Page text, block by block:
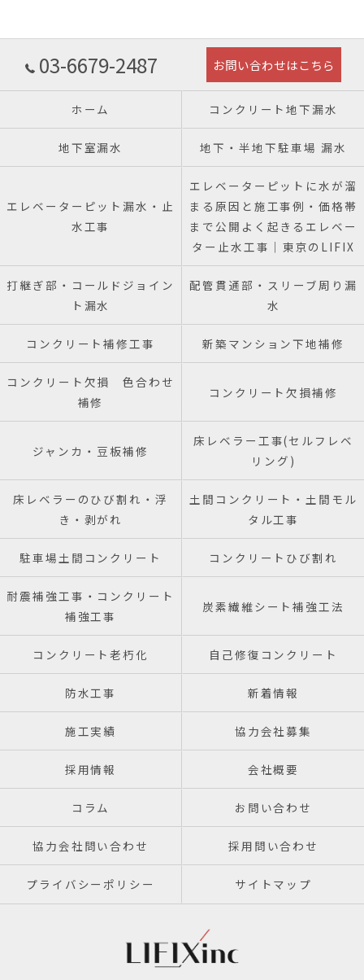
03-6679-2487 お問い合わせはこちら
ホーム コンクリート地下漏水
地下室漏水 地下・半地下駐車場 漏水
エレベーターピット漏水・止
水工事
エレベーターピットに水が溜
まる原因と施工事例・価格帯
まで公開よく起きるエレベー
ター止水工事｜東京のLIFIX
打継ぎ部・コールドジョイン
ト漏水
配管貫通部・スリーブ周り漏
水
コンクリート補修工事 新築マンション下地補修
コンクリート欠損 色合わせ
補修
コンクリート欠損補修
ジャンカ・豆板補修
床レベラー工事(セルフレベ
リング)
床レベラーのひび割れ・浮
き・剥がれ
土間コンクリート・土間モル
タル工事
駐車場土間コンクリート コンクリートひび割れ
耐震補強工事・コンクリート
補強工事
炭素繊維シート補強工法
コンクリート老朽化 自己修復コンクリート
防水工事 新着情報
施工実績 協力会社募集
採用情報 会社概要
コラム お問い合わせ
協力会社問い合わせ 採用問い合わせ
プライバシーポリシー サイトマップ